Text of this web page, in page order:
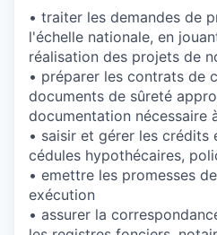
• traiter les demandes de
l'échelle nationale, en
réalisation des projets de
• préparer les contrats de
documents de sûreté
documentation nécessaire
• saisir et gérer les crédits
cédules hypothécaires,
• emettre les promesses
exécution
• assurer la